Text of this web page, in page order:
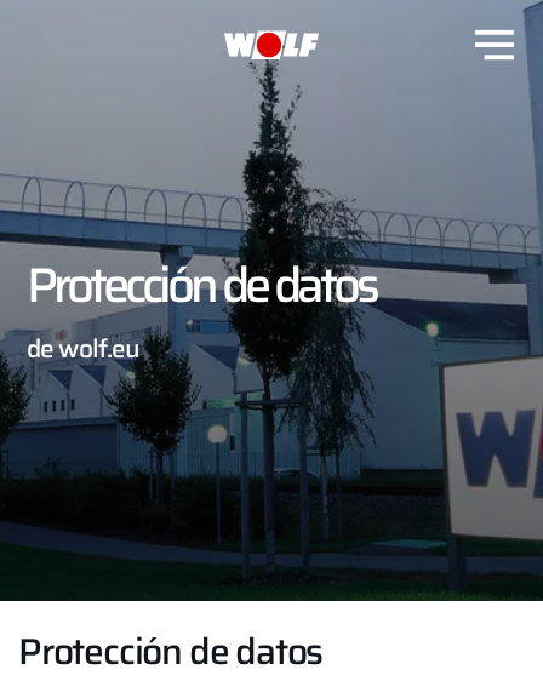
Protección de datos
de wolf.eu
Protección de datos